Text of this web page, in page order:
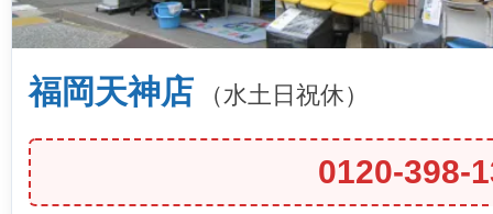
福岡天神店 （水土日祝休）
0120-398-